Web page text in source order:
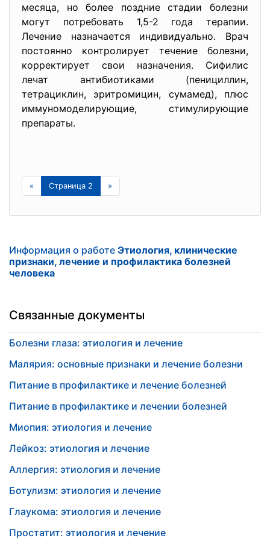
месяца, но более поздние стадии болезни
могут потребовать 1,5-2 года терапии.
Лечение назначается индивидуально. Врач
постоянно контролирует течение болезни,
корректирует свои назначения. Сифилис
лечат антибиотиками (пенициллин,
тетрациклин, эритромицин, сумамед), плюс
иммуномоделирующие, стимулирующие
препараты.
« Страница 2 »
Информация о работе Этиология, клинические
признаки, лечение и профилактика болезней
человека
Связанные документы
Болезни глаза: этиология и лечение
Малярия: основные признаки и лечение болезни
Питание в профилактике и лечение болезней
Питание в профилактике и лечении болезней
Миопия: этиология и лечение
Лейкоз: этиология и лечение
Аллергия: этиология и лечение
Ботулизм: этиология и лечение
Глаукома: этиология и лечение
Простатит: этиология и лечение